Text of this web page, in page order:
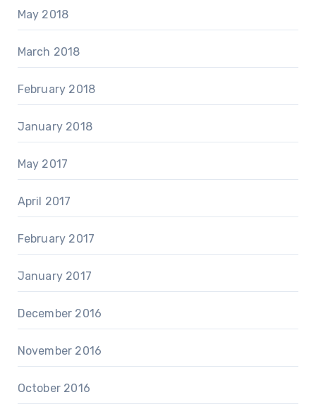
May 2018
March 2018
February 2018
January 2018
May 2017
April 2017
February 2017
January 2017
December 2016
November 2016
October 2016